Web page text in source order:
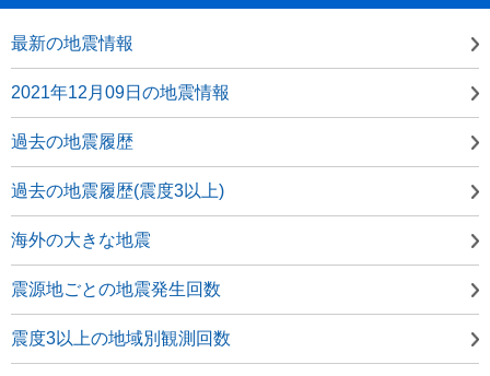
最新の地震情報
2021年12月09日の地震情報
過去の地震履歴
過去の地震履歴(震度3以上)
海外の大きな地震
震源地ごとの地震発生回数
震度3以上の地域別観測回数